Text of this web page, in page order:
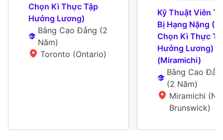
Chọn Kì Thực Tập
Hưởng Lương)
Bằng Cao Đẳng (2
Năm)
Toronto (Ontario)
Kỹ Thuật Viên
Bị Hạng Nặng
Chọn Kì Thực
Hưởng Lương)
(Miramichi)
Bằng Cao
(2 Năm)
Miramichi
Brunswick)